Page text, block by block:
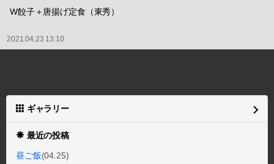
W餃子＋唐揚げ定食（東秀）
2021.04.23 13:10
ギャラリー
最近の投稿
昼ご飯(04.25)